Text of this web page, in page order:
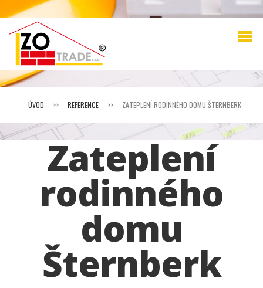
ÚVOD >> REFERENCE >> ZATEPLENÍ RODINNÉHO DOMU ŠTERNBERK
Zateplení
rodinného
domu
Šternberk